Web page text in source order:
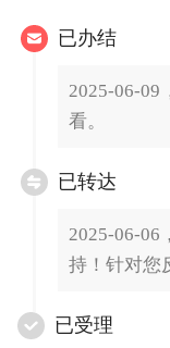
已办结
2025-06-
看。
已转达
2025-06-06
持！针对您
已受理